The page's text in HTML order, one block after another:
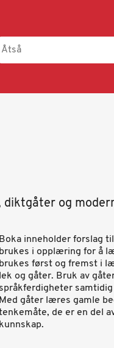
diktgåter og
Boka inneholder forslag
brukes i opplæring for å
brukes først og fremst i
lek og gåter. Bruk av
språkferdigheter
Med gåter læres gamle
de er en del
kunnskap.